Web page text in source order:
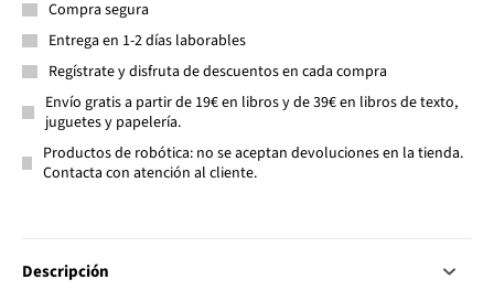
Compra segura
Entrega en 1-2 días laborables
Regístrate y disfruta de descuentos en cada compra
Envío gratis a partir de 19€ en libros y de 39€ en libros de texto,
juguetes y papelería.
Productos de robótica: no se aceptan devoluciones en la tienda.
Contacta con atención al cliente.
Descripción